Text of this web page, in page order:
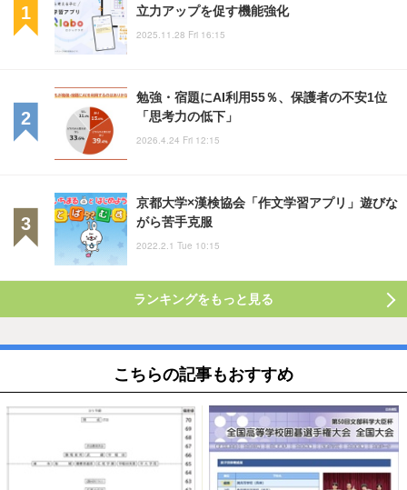
立力アップを促す機能強化
2025.11.28 Fri 16:15
勉強・宿題にAI利用55％、保護者の不安1位
「思考力の低下」
2026.4.24 Fri 12:15
京都大学×漢検協会「作文学習アプリ」遊びな
がら苦手克服
2022.2.1 Tue 10:15
ランキングをもっと見る
こちらの記事もおすすめ